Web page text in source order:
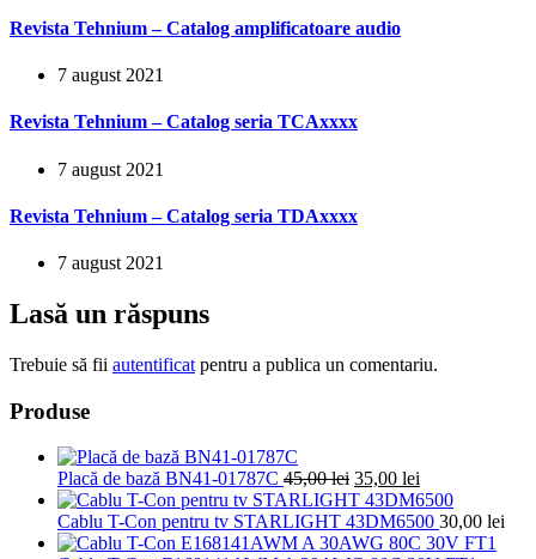
Revista Tehnium – Catalog amplificatoare audio
7 august 2021
Revista Tehnium – Catalog seria TCAxxxx
7 august 2021
Revista Tehnium – Catalog seria TDAxxxx
7 august 2021
Lasă un răspuns
Trebuie să fii autentificat pentru a publica un comentariu.
Produse
Placă de bază BN41-01787C 45,00lei Prețul
inițial
a
fost:
35,00 lei
curent
este:
35,00 lei.
Cablu T-Con pentru tv STARLIGHT 43DM6500 30,00 lei